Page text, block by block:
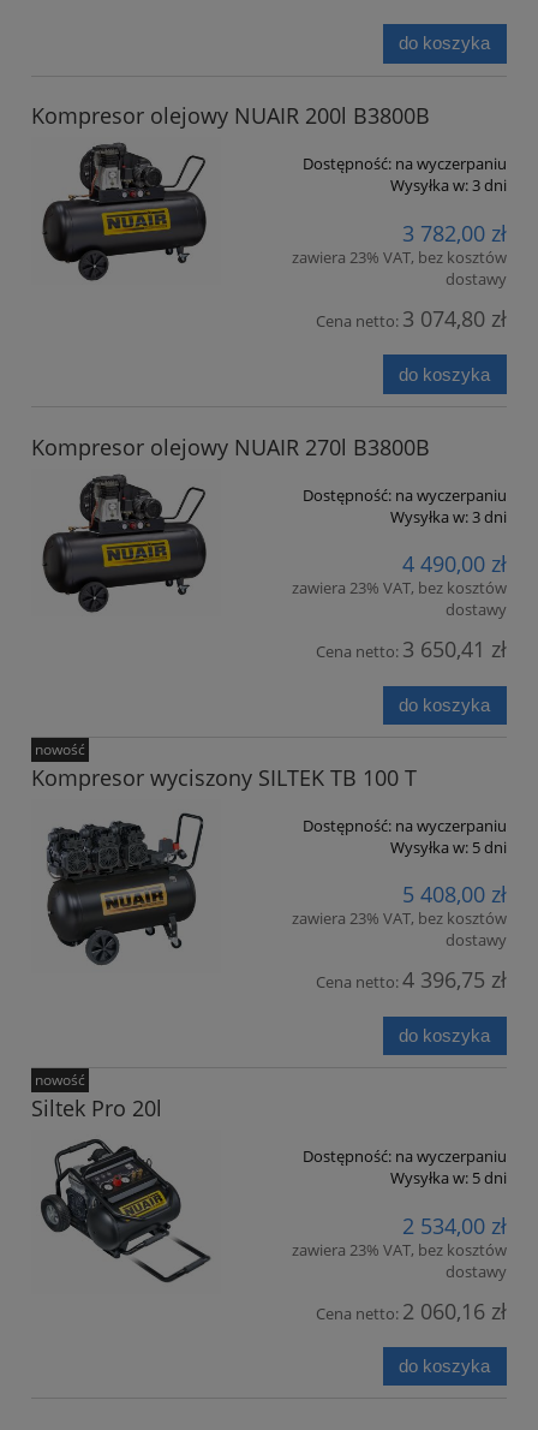
do koszyka
Kompresor olejowy NUAIR 200l B3800B
Dostępność: na wyczerpaniu
Wysyłka w:3 dni
3 782,00 zł
zawiera 23% VAT, bez kosztów
dostawy
Cena netto: 3 074,80 zł
do koszyka
Kompresor olejowy NUAIR 270l B3800B
Dostępność: na wyczerpaniu
Wysyłka w: 3 dni
4 490,00 zł
zawiera 23% VAT, bez kosztów
dostawy
Cena netto: 3 650,41 zł
do koszyka
Kompresor wyciszony SILTEK TB 100 T
Dostępność: na wyczerpaniu
Wysyłka w: 5 dni
5 408,00 zł
zawiera 23% VAT, bez kosztów
dostawy
Cena netto:4 396,75 zł
do koszyka
nowość
Siltek Pro 20l
Dostępność: na wyczerpaniu
Wysyłka w: 5 dni
2 534,00 zł
zawiera 23% VAT, bez kosztów
dostawy
Cena netto: 2 060,16 zł
do koszyka
nowość